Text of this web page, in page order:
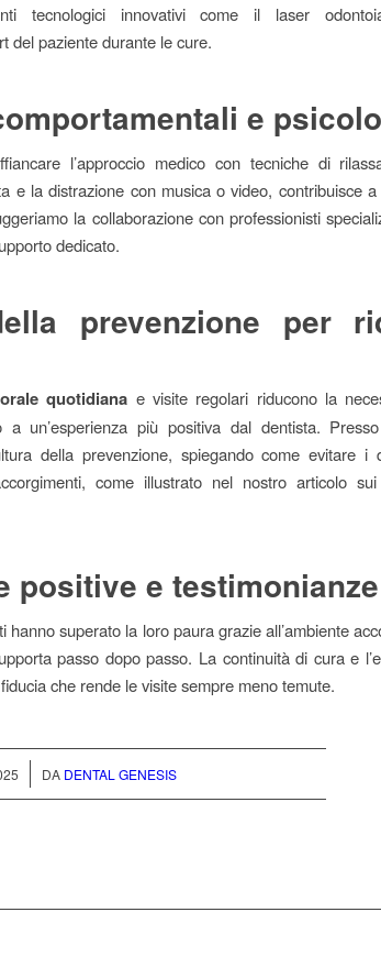
tecnologici innovativi come il laser
del paziente durante le cure.
e
l’approccio medico con tecniche di
e la distrazione con musica o video, contribuisce a
la collaborazione con professionisti
dedicato.
prevenzione per
quotidiana e visite regolari riducono la
a un’esperienza più positiva dal dentista.
della prevenzione, spiegando come evitare i
come illustrato nel nostro articolo
positive e testimonianze
hanno superato la loro paura grazie all’ambiente
passo dopo passo. La continuità di cura e
che rende le visite sempre meno temute.
DA DENTAL GENESIS